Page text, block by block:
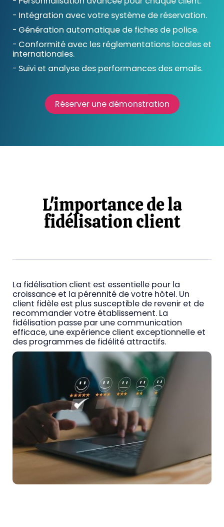
- Intégration avec votre système de réservation.
- Génération automatique de fiches de police.
- Conformité avec les réglementations locales et
internationales.
- Suivi et analyse des performances des emails.
Réserver une démonstration
L'importance de la
fidélisation client
La fidélisation client est essentielle pour la
croissance et la pérennité de votre hôtel. Un
client fidèle est plus susceptible de revenir et de
recommander votre établissement. La
fidélisation passe par une communication
efficace, une expérience client exceptionnelle et
des programmes de fidélité attractifs.